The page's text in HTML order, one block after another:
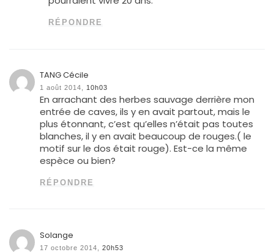
RÉPONDRE
TANG Cécile
1 août 2014, 10h03
En arrachant des herbes sauvage derrière mon
entrée de caves, ils y en avait partout, mais le
plus étonnant, c’est qu’elles n’était pas toutes
blanches, il y en avait beaucoup de rouges.( le
motif sur le dos était rouge). Est-ce la même
espèce ou bien?
RÉPONDRE
Solange
17 octobre 2014, 20h53